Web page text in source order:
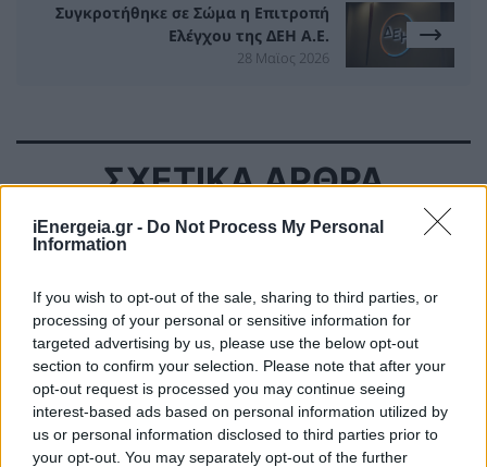
iEnergeia.gr - Do Not Process My Personal
Information
If you wish to opt-out of the sale, sharing to third parties, or
processing of your personal or sensitive information for
targeted advertising by us, please use the below opt-out
section to confirm your selection. Please note that after your
opt-out request is processed you may continue seeing
interest-based ads based on personal information utilized by
us or personal information disclosed to third parties prior to
your opt-out. You may separately opt-out of the further
Συγκροτήθηκε σε Σώμα η Επιτροπή
Ελέγχου της ΔΕΗ Α.Ε.
28 Μαϊος 2026
ΣΧΕΤΙΚΑ ΑΡΘΡΑ